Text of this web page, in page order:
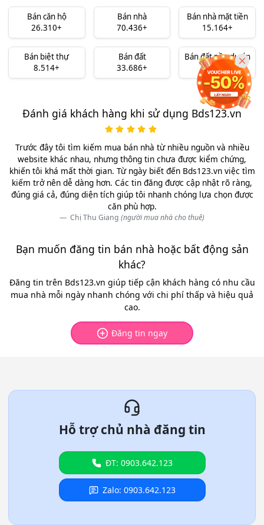
Bán căn hộ
26.310+
Bán nhà
70.436+
Bán nhà mặt tiền
15.164+
Bán biệt thự
8.514+
Bán đất
33.686+
Bán đất nền dự án
10.324+
Đánh giá khách hàng khi sử dụng Bds123.vn
Trước đây tôi tìm kiếm mua bán nhà từ nhiều nguồn và nhiều
website khác nhau, nhưng thông tin chưa được kiểm chứng,
khiến tôi khá mất thời gian. Từ ngày biết đến Bds123.vn việc tìm
kiếm trở nên dễ dàng hơn. Các tin đăng được cập nhật rõ ràng,
đúng giá cả, đúng diện tích giúp tôi nhanh chóng lựa chọn được
căn phù hợp.
Chị Thu Giang (người mua nhà cho thuê)
Bạn muốn đăng tin bán nhà hoặc bất động sản
khác?
Đăng tin trên Bds123.vn giúp tiếp cận khách hàng có nhu cầu
mua nhà mỗi ngày nhanh chóng với chi phí thấp và hiệu quả
cao.
Đăng tin ngay
Hỗ trợ chủ nhà đăng tin
ĐT: 0903.642.123
Zalo: 0903.642.123